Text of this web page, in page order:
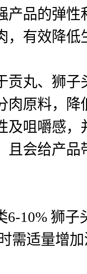
品的弹性
有效降低
贡丸、狮
肉原料，
及咀嚼感
且会给产
6-10% 狮
需适量增